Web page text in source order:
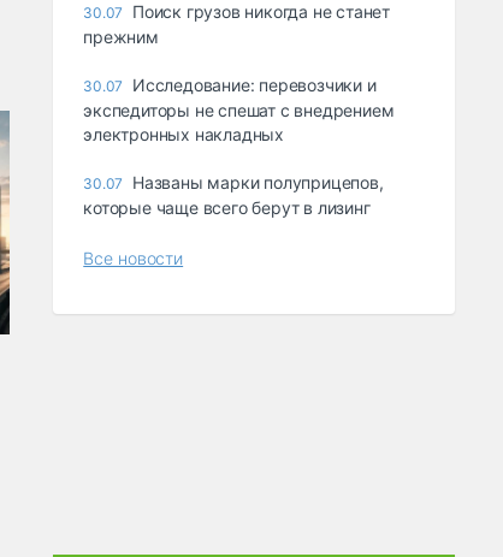
30.07
Поиск грузов никогда не станет
прежним
30.07
Исследование: перевозчики и
экспедиторы не спешат с внедрением
электронных накладных
30.07
Названы марки полуприцепов,
которые чаще всего берут в лизинг
Все новости